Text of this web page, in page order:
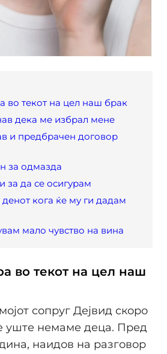
во текот на цел наш брак
дека ме избрал мене
и предбрачен договор
за одмазда
за да се осигурам
кога ќе му ги дадам
мало чувство на вина
во текот на цел наш
сопруг Дејвид скоро
уште немаме деца. Пред
наидов на разговор